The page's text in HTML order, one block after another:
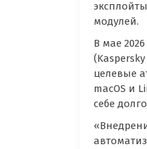
модулей.
В мае
целевые
macOS и
себе